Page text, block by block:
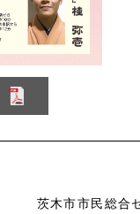
茨木市市民総合